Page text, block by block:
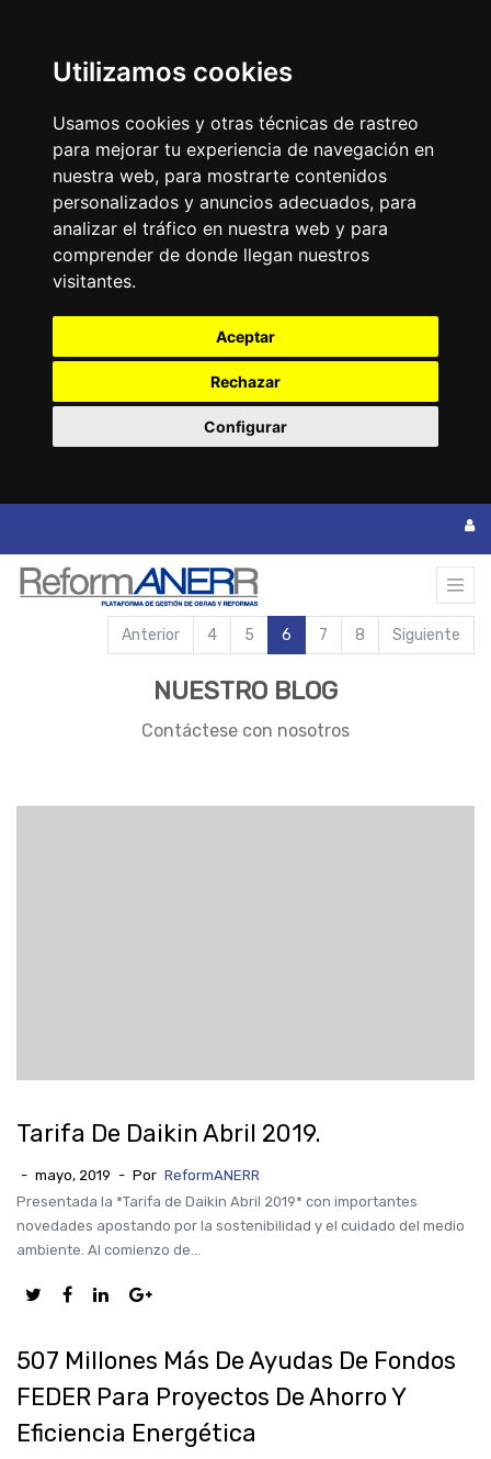
Utilizamos cookies
Usamos cookies y otras técnicas de rastreo
para mejorar tu experiencia de navegación en
nuestra web, para mostrarte contenidos
personalizados y anuncios adecuados, para
analizar el tráfico en nuestra web y para
comprender de donde llegan nuestros
visitantes.
Aceptar
Rechazar
Configurar
Anterior 4 5 6 7 8 Siguiente
NUESTRO BLOG
Contáctese con nosotros
Tarifa De Daikin Abril 2019.
- mayo, 2019 - Por ReformANERR
Presentada la *Tarifa de Daikin Abril 2019* con importantes
novedades apostando por la sostenibilidad y el cuidado del medio
ambiente. Al comienzo de...
507 Millones Más De Ayudas De Fondos
FEDER Para Proyectos De Ahorro Y
Eficiencia Energética